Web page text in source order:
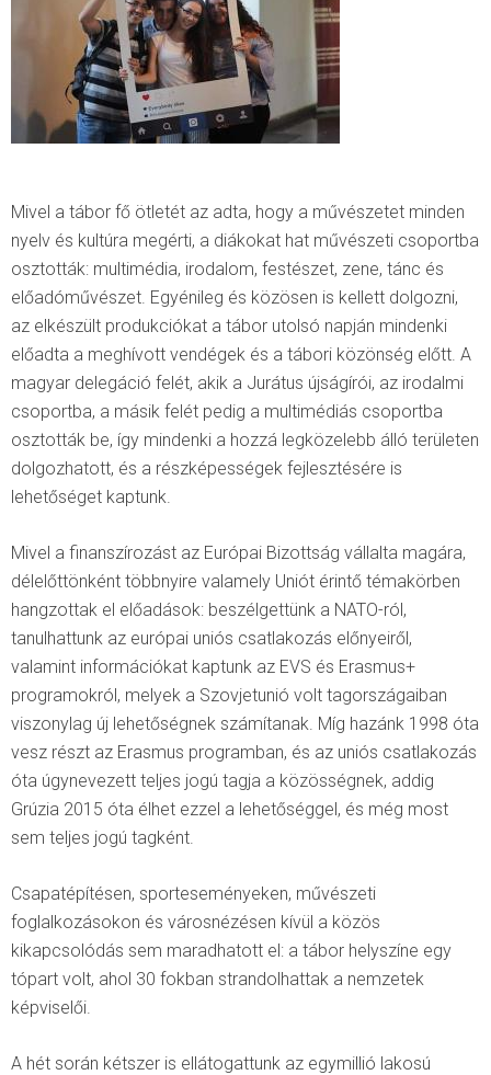
Mivel a tábor fő ötletét az adta, hogy a művészetet minden
nyelv és kultúra megérti, a diákokat hat művészeti csoportba
osztották: multimédia, irodalom, festészet, zene, tánc és
előadóművészet. Egyénileg és közösen is kellett dolgozni,
az elkészült produkciókat a tábor utolsó napján mindenki
előadta a meghívott vendégek és a tábori közönség előtt. A
magyar delegáció felét, akik a Jurátus újságírói, az irodalmi
csoportba, a másik felét pedig a multimédiás csoportba
osztották be, így mindenki a hozzá legközelebb álló területen
dolgozhatott, és a részképességek fejlesztésére is
lehetőséget kaptunk.
Mivel a finanszírozást az Európai Bizottság vállalta magára,
délelőttönként többnyire valamely Uniót érintő témakörben
hangzottak el előadások: beszélgettünk a NATO-ról,
tanulhattunk az európai uniós csatlakozás előnyeiről,
valamint információkat kaptunk az EVS és Erasmus+
programokról, melyek a Szovjetunió volt tagországaiban
viszonylag új lehetőségnek számítanak. Míg hazánk 1998 óta
vesz részt az Erasmus programban, és az uniós csatlakozás
óta úgynevezett teljes jogú tagja a közösségnek, addig
Grúzia 2015 óta élhet ezzel a lehetőséggel, és még most
sem teljes jogú tagként.
Csapatépítésen, sporteseményeken, művészeti
foglalkozásokon és városnézésen kívül a közös
kikapcsolódás sem maradhatott el: a tábor helyszíne egy
tópart volt, ahol 30 fokban strandolhattak a nemzetek
képviselői.
A hét során kétszer is ellátogattunk az egymillió lakosú